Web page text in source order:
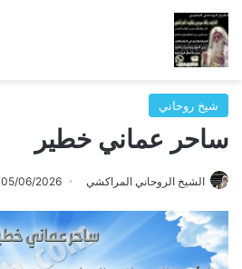
شيخ روحاني
ساحر عماني خطير
الشيخ الروحاني المراكشي 05/06/2026